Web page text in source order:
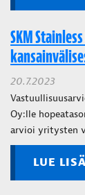
SKM
20.7.2023
Oy:lle
arvioi yritysten
LUE